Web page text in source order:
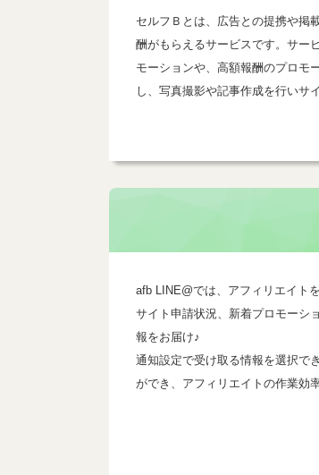
セルフＢとは、広告との提携や掲
酬がもらえるサービスです。サー
モーションや、高額報酬のプロモ
し、写真撮影や記事作成を行いサ
afb LINE@では、アフィリエイト
サイト申請状況、新着プロモーシ
報をお届け♪
通知設定で受け取る情報を選択で
ができ、アフィリエイトの作業効